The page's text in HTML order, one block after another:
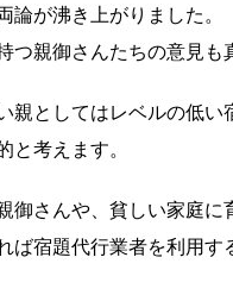
論が沸き上がりました。
親御さんたちの意見も
親としてはレベルの低い
と考えます。
御さんや、貧しい家庭に
ば宿題代行業者を利用す